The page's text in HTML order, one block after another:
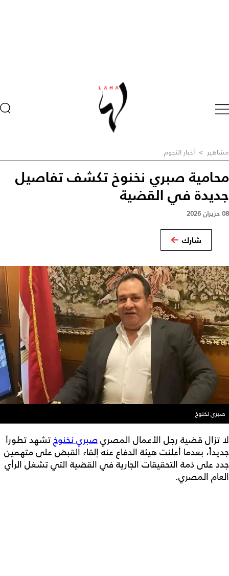
مشاهير > أخبار النجوم
محامية صبري نخنوخ تكشف تفاصيل
جديدة في القضية
08 حزيران 2026
شارك
صبري نخنوخ
لا تزال قضية رجل الأعمال المصريصبري نخنوختشهد تطوراً
جديداً، بعدما أعلنت هيئة الدفاع عنه إلقاء القبض على متهمين
جدد على ذمة التحقيقات الجارية في القضية التي تشغل الرأي
العام المصري.